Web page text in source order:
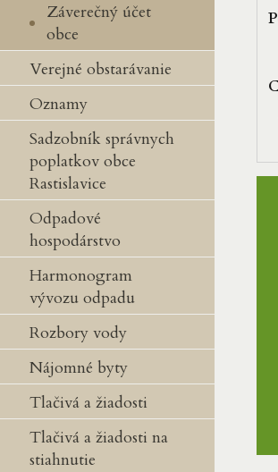
Záverečný účet
obce
Verejné obstarávanie
Oznamy
Sadzobník správnych
poplatkov obce
Rastislavice
Odpadové
hospodárstvo
Harmonogram
vývozu odpadu
Rozbory vody
Nájomné byty
Tlačivá a žiadosti
Tlačivá a žiadosti na
stiahnutie